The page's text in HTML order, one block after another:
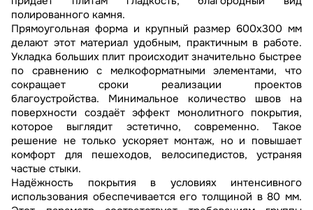
полированного камня.
Прямоугольная форма и крупный размер 600x300 мм
делают этот материал удобным, практичным в работе.
Укладка больших плит происходит значительно быстрее
по сравнению с мелкоформатными элементами, что
сокращает сроки реализации проектов
благоустройства. Минимальное количество швов на
поверхности создаёт эффект монолитного покрытия,
которое выглядит эстетично, современно. Такое
решение не только ускоряет монтаж, но и повышает
комфорт для пешеходов, велосипедистов, устраняя
частые стыки.
Надёжность покрытия в условиях интенсивного
использования обеспечивается его толщиной в 80 мм.